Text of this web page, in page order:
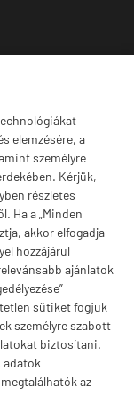
elemzésére, a
személyre
Kérjük,
részletes
Ha a „Minden
akkor elfogadja
hozzájárul
ajánlatok
sütiket fogjuk
személyre szabott
biztosítani.
adatok
az